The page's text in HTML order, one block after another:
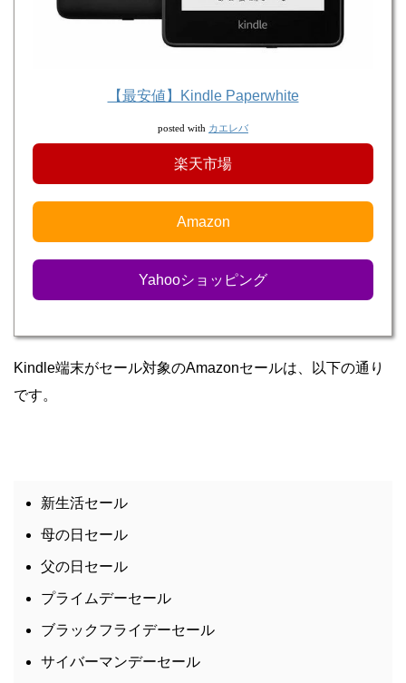
【最安値】Kindle Paperwhite
posted with カエレバ
楽天市場
Amazon
Yahooショッピング
Kindle端末がセール対象のAmazonセールは、以下の通り
です。
新生活セール
母の日セール
父の日セール
プライムデーセール
ブラックフライデーセール
サイバーマンデーセール